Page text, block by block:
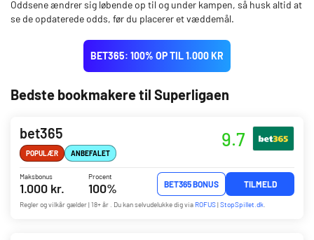
Oddsene ændrer sig løbende op til og under kampen, så husk altid at
se de opdaterede odds, før du placerer et væddemål.
BET365: 100% OP TIL 1.000 KR
Bedste bookmakere til Superligaen
bet365
POPULÆR ANBEFALET
9.7
Maksbonus
1.000 kr.
Procent
100% BET365 BONUS TILMELD
Regler og vilkår gælder | 18+ år . Du kan selvudelukke dig via ROFUS|StopSpillet.dk